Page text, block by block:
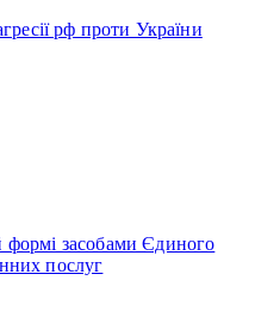
рф проти України
засобами Єдиного
послуг